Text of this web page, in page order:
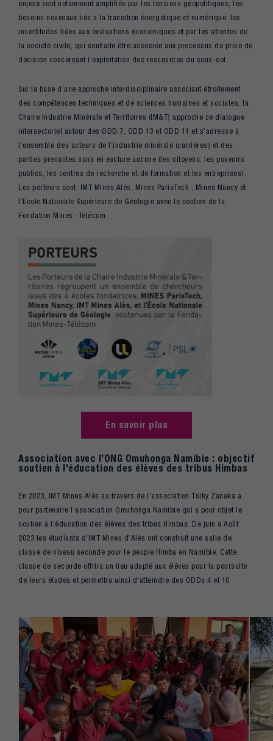
enjeux sont notamment amplifiés par les tensions géopolitiques, les
besoins nouveaux liés à la transition énergétique et numérique, les
incertitudes liées aux évaluations économiques et par les attentes de
la société civile, qui souhaite être associée aux processus de prise de
décision concernant l’exploitation des ressources du sous-sol.
Sur la base d’une approche interdisciplinaire associant étroitement
des compétences techniques et de sciences humaines et sociales, la
Chaire Industrie Minérale et Territoires (IM&T) approche ce dialogue
intersectoriel autour des ODD 7, ODD 13 et ODD 11 et s’adresse à
l’ensemble des acteurs de l’industrie minérale (carrières) et des
parties prenantes sans en exclure aucune (les citoyens, les pouvoirs
publics, les centres de recherche et de formation et les entreprises).
Les porteurs sont IMT Mines Alès, Mines ParisTech ; Mines Nancy et
l’Ecole Nationale Supérieure de Géologie avec le soutien de la
Fondation Mines -Télécom.
En savoir plus
Association avec l’ONG Omuhonga Namibie : objectif
soutien à l'éducation des élèves des tribus Himbas
En 2023, IMT Mines Alès au travers de l’association Tsiky Zanaka a
pour partenaire l’association Omuhonga Namibie qui a pour objet le
soutien à l’éducation des élèves des tribus Himbas. De juin à Août
2023 les étudiants d’IMT Mines d’Alès ont construit une salle de
classe de niveau seconde pour le peuple Himba en Namibie. Cette
classe de seconde offrira un lieu adapté aux élèves pour la poursuite
de leurs études et permettra ainsi d'atteindre des ODDs 4 et 10